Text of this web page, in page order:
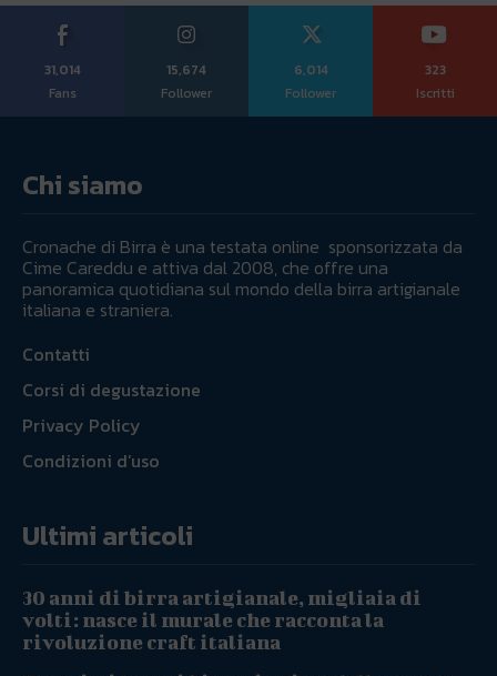
31,014
Fans
15,674
Follower
6,014
Follower
323
Iscritti
Chi siamo
Cronache di Birra è una testata online sponsorizzata da
Cime Careddu e attiva dal 2008, che offre una
panoramica quotidiana sul mondo della birra artigianale
italiana e straniera.
Contatti
Corsi di degustazione
Privacy Policy
Condizioni d’uso
Ultimi articoli
30 anni di birra artigianale, migliaia di
volti: nasce il murale che racconta la
rivoluzione craft italiana